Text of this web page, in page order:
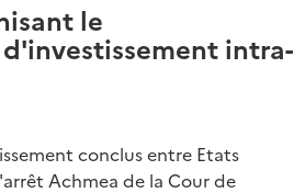
le
intra-
conclus entre Etats
Achmea de la Cour de